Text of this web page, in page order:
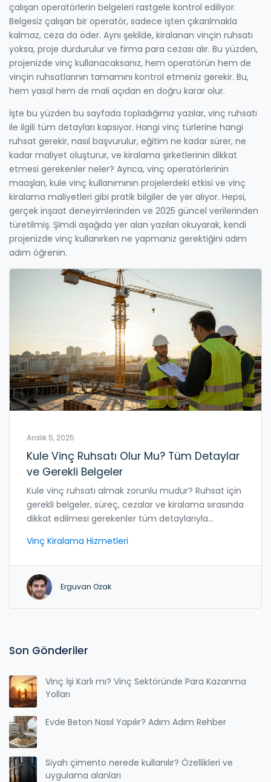
çalışan operatörlerin belgeleri rastgele kontrol ediliyor.
Belgesiz çalışan bir operatör, sadece işten çıkarılmakla
kalmaz, ceza da öder. Aynı şekilde, kiralanan vinçin ruhsatı
yoksa, proje durdurulur ve firma para cezası alır. Bu yüzden,
projenizde vinç kullanacaksanız, hem operatörün hem de
vinçin ruhsatlarının tamamını kontrol etmeniz gerekir. Bu,
hem yasal hem de mali açıdan en doğru karar olur.
İşte bu yüzden bu sayfada topladığımız yazılar, vinç ruhsatı
ile ilgili tüm detayları kapsıyor. Hangi vinç türlerine hangi
ruhsat gerekir, nasıl başvurulur, eğitim ne kadar sürer, ne
kadar maliyet oluşturur, ve kiralama şirketlerinin dikkat
etmesi gerekenler neler? Ayrıca, vinç operatörlerinin
maaşları, kule vinç kullanımının projelerdeki etkisi ve vinç
kiralama maliyetleri gibi pratik bilgiler de yer alıyor. Hepsi,
gerçek inşaat deneyimlerinden ve 2025 güncel verilerinden
türetilmiş. Şimdi aşağıda yer alan yazıları okuyarak, kendi
projenizde vinç kullanırken ne yapmanız gerektiğini adım
adım öğrenin.
Aralık 5, 2025
Kule Vinç Ruhsatı Olur Mu? Tüm Detaylar
ve Gerekli Belgeler
Kule vinç ruhsatı almak zorunlu mudur? Ruhsat için
gerekli belgeler, süreç, cezalar ve kiralama sırasında
dikkat edilmesi gerekenler tüm detaylarıyla
Vinç Kiralama Hizmetleri
Erguvan Ozak
Son Gönderiler
Vinç İşi Karlı mı? Vinç Sektöründe Para Kazanma
Yolları
Evde Beton Nasıl Yapılır? Adım Adım Rehber
Siyah çimento nerede kullanılır? Özellikleri ve
uygulama alanları